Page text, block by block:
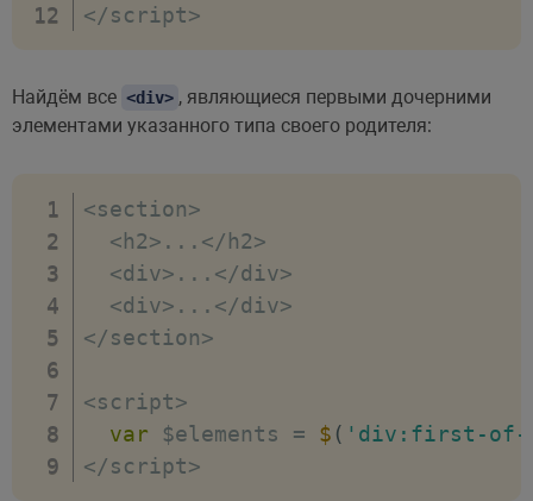
</script>
Найдём все <div> , являющиеся первыми дочерними
элементами указанного типа своего родителя:
<section>
<h2> ... </h2>
<div> ... </div>
<div> ... </div>
</section>
<script>
var $elements = $ ( 'div:first-of-
</script>